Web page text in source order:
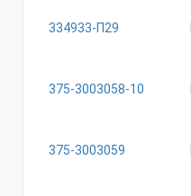
334933-П29
375-3003058-10
375-3003059